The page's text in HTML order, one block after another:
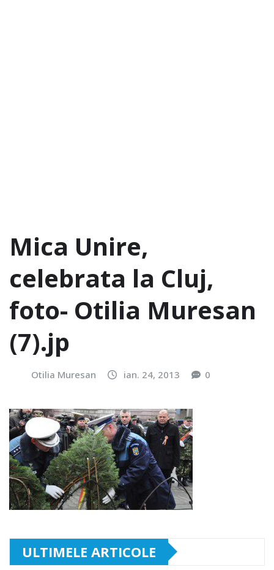
Mica Unire,
celebrata la Cluj,
foto- Otilia Muresan
(7).jp
Otilia Muresan ian. 24, 2013 0
ULTIMELE ARTICOLE